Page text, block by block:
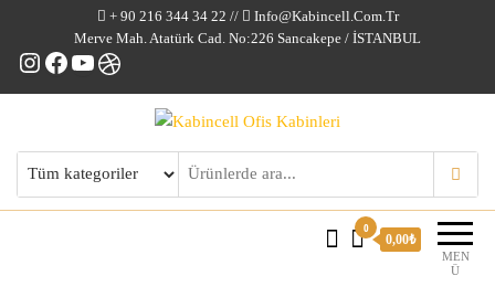
+ 90 216 344 34 22 //
Info@kabincell.com.tr
Merve Mah. Atatürk Cad. No:226 Sancakepe / İSTANBUL
Instagram
Facebook
YouTube
Dribbble
Kabincell Ofis Kabinleri
MEN
Ü
0
0,00₺